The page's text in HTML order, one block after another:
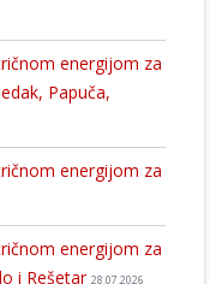
energijom za
Papuča,
energijom za
energijom za
i Rešetar 28.07.2026